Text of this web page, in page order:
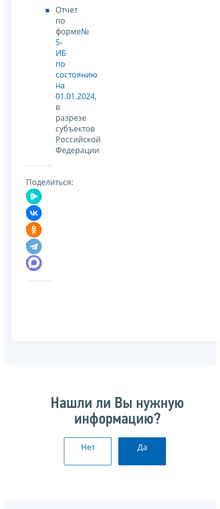
Отчет
по
форме№
5-
ИБ
по
состоянию
на
01.01.2024,
в
разрезе
субъектов
Российской
Федерации
Поделиться:
Нашли ли Вы нужную
информацию?
Нет Да